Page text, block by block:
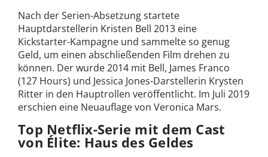
Nach der Serien-Absetzung startete
Hauptdarstellerin Kristen Bell 2013 eine
Kickstarter-Kampagne und sammelte so genug
Geld, um einen abschließenden Film drehen zu
können. Der wurde 2014 mit Bell, James Franco
(127 Hours) und Jessica Jones-Darstellerin Krysten
Ritter in den Hauptrollen veröffentlicht. Im Juli 2019
erschien eine Neuauflage von Veronica Mars.
Top Netflix-Serie mit dem Cast
von Élite: Haus des Geldes